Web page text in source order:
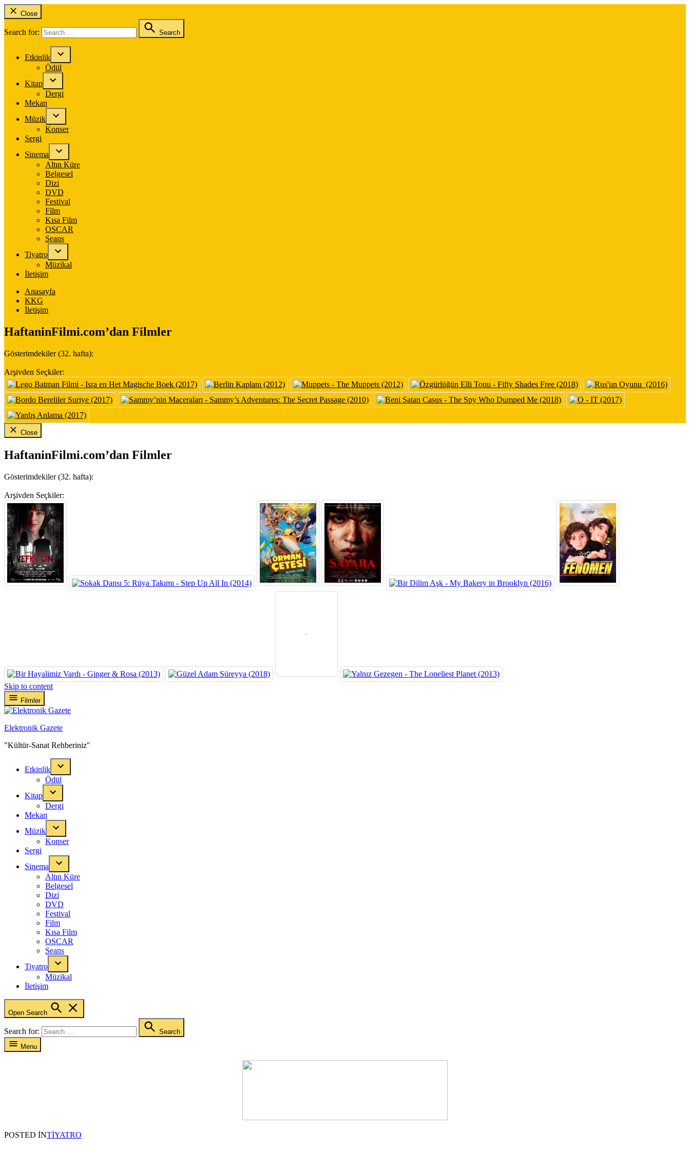
Close
Search for: Search
Etkinlik
Ödül
Kitap
Dergi
Mekan
Müzik
Konser
Sergi
Sinema
Altın Küre
Belgesel
Dizi
DVD
Festival
Film
Kısa Film
OSCAR
Seans
Tiyatro
Müzikal
İletişim
Anasayfa
KKG
İletişim
HaftaninFilmi.com’dan Filmler
Gösterimdekiler (32. hafta):
Arşivden Seçkiler:
Close
HaftaninFilmi.com’dan Filmler
Gösterimdekiler (32. hafta):
Arşivden Seçkiler:
Skip to content
Filmler
Elektronik Gazete
"Kültür-Sanat Rehberiniz"
Etkinlik
Ödül
Kitap
Dergi
Mekan
Müzik
Konser
Sergi
Sinema
Altın Küre
Belgesel
Dizi
DVD
Festival
Film
Kısa Film
OSCAR
Seans
Tiyatro
Müzikal
İletişim
Open Search
Search for:
Search
Menu
POSTED INTIYATRO